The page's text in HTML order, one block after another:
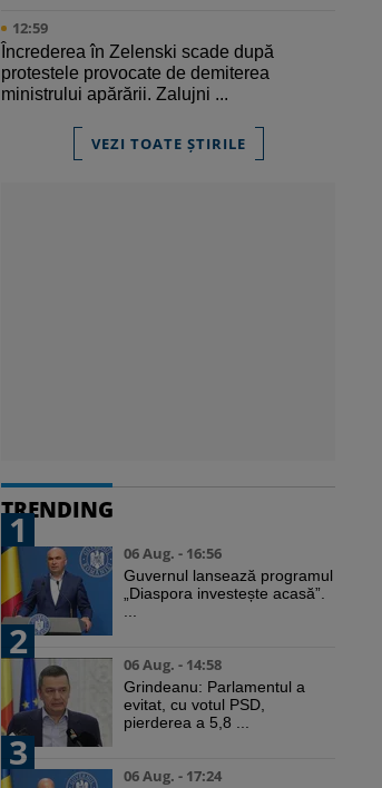
12:59
Încrederea în Zelenski scade după
protestele provocate de demiterea
ministrului apărării. Zalujni ...
VEZI TOATE ȘTIRILE
TRENDING
1
06 Aug. - 16:56
Guvernul lansează programul
„Diaspora investește acasă”.
2
06 Aug. - 14:58
Grindeanu: Parlamentul a
evitat, cu votul PSD,
pierderea a 5,8 ...
3
06 Aug. - 17:24